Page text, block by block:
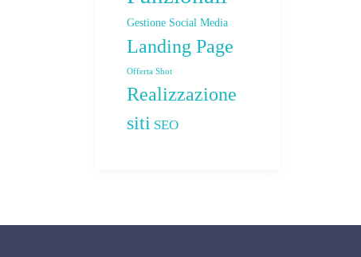
Gestione Social Media
Landing Page
Offerta Shot
Realizzazione
siti SEO